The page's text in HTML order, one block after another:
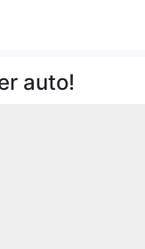
auto!